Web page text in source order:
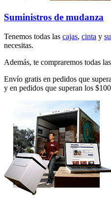
Suministros de mudanza
Tenemos todas las cajas, cinta y
necesitas.
Además, te compraremos todas
Envío gratis en pedidos que
y en pedidos que superan los